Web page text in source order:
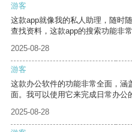
游客
这款app就像我的私人助理，随时
查找资料，这款app的搜索功能非
2025-08-28
游客
这款办公软件的功能非常全面，涵
面。我可以使用它来完成日常办公
2025-08-28